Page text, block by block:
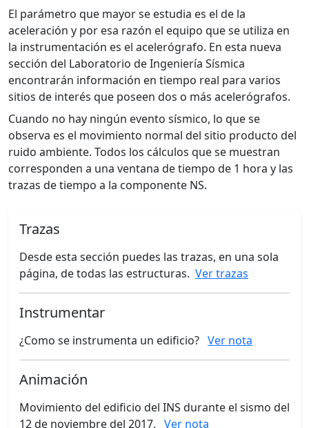
El parámetro que mayor se estudia es el de la
aceleración y por esa razón el equipo que se utiliza en
la instrumentación es el acelerógrafo. En esta nueva
sección del Laboratorio de Ingeniería Sísmica
encontrarán información en tiempo real para varios
sitios de interés que poseen dos o más acelerógrafos.
Cuando no hay ningún evento sísmico, lo que se
observa es el movimiento normal del sitio producto del
ruido ambiente. Todos los cálculos que se muestran
corresponden a una ventana de tiempo de 1 hora y las
trazas de tiempo a la componente NS.
Trazas
Desde esta sección puedes las trazas, en una sola
página, de todas las estructuras. Ver trazas
Instrumentar
¿Como se instrumenta un edificio? Ver nota
Animación
Movimiento del edificio del INS durante el sismo del
12 de noviembre del 2017. Ver nota